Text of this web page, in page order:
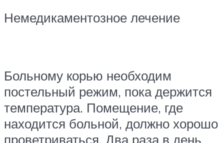
Немедикаментозное лечение
Больному корью необходим
постельный режим, пока держится
температура. Помещение, где
находится больной, должно хорошо
проветриваться. Два раза в день